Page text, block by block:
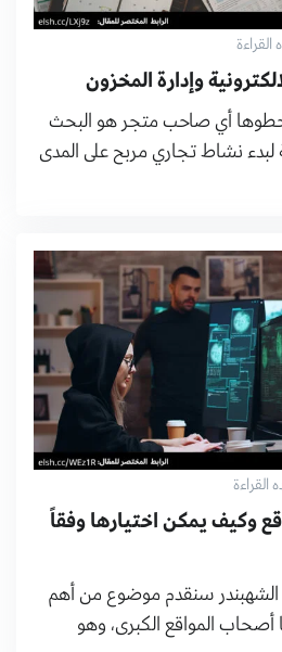
وإدارة المخزون
أي صاحب متجر هو البحث
نشاط تجاري مربح على المدى
وكيف يمكن اختيارها وفقاً
سنقدم موضوع من أهم
أصحاب المواقع الكبرى، وهو